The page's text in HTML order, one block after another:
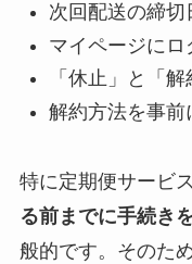
次回配送の締切
マイページにロ
「休止」と「
解約方法を事前
特に定期便サービス
る前までに手続き
般的です。そのた